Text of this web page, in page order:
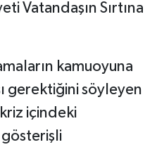
Vatandaşın Sırtına
kamuoyuna
gerektiğini söyleyen
içindeki
gösterişli